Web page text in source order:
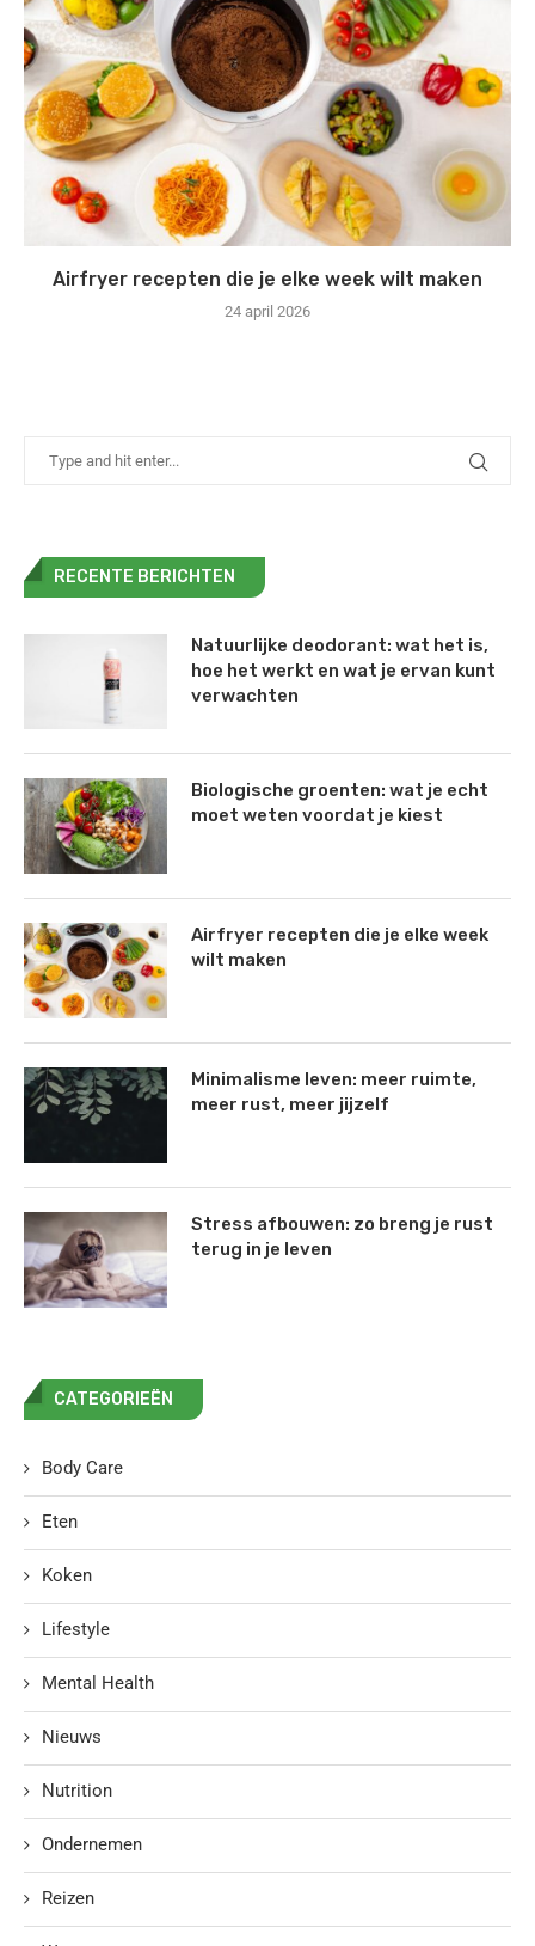
Airfryer recepten die je elke week wilt maken
24 april 2026
RECENTE BERICHTEN
Natuurlijke deodorant: wat het is,
hoe het werkt en wat je ervan kunt
verwachten
Biologische groenten: wat je echt
moet weten voordat je kiest
Airfryer recepten die je elke week
wilt maken
Minimalisme leven: meer ruimte,
meer rust, meer jijzelf
Stress afbouwen: zo breng je rust
terug in je leven
CATEGORIEËN
Body Care
Eten
Koken
Lifestyle
Mental Health
Nieuws
Nutrition
Ondernemen
Reizen